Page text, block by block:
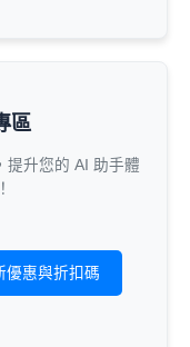
區
提升您的 AI 助手體
優惠與折扣碼